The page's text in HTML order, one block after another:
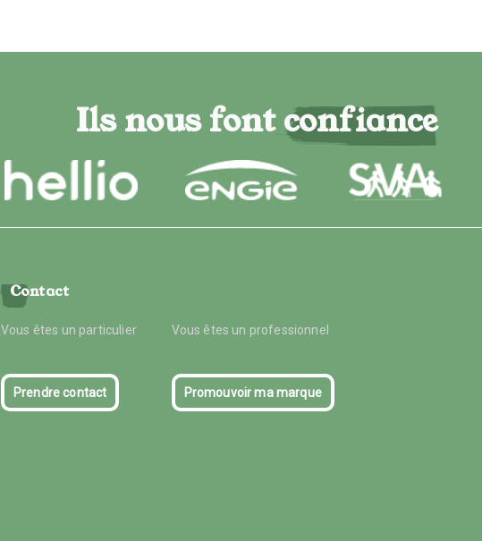
Ils nous font confiance
Contact
Vous êtes un particulier Vous êtes un professionnel
Prendre contact Promouvoir ma marque